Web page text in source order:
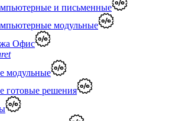
и письменные
модульные
Офис
модульные
готовые решения